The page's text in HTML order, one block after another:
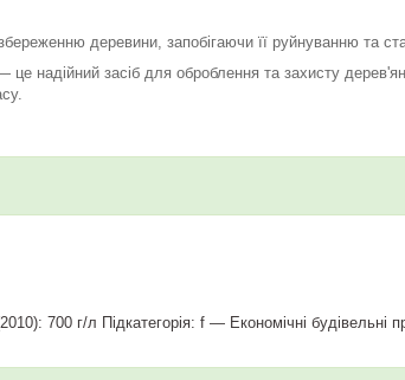
деревини, запобігаючи її руйнуванню та
надійний засіб для оброблення та захисту
700 г/л Підкатегорія: f — Економічні будівельні